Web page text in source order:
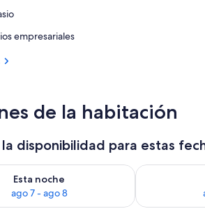
empresariales
de la habitación
disponibilidad para estas
Esta noche
ago 7 - ago 8
para esta noche, ago 7 -
Consulta la